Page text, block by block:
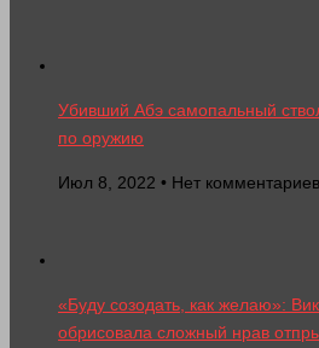
Убивший Абэ самопальный
по оружию
Июл 8, 2022 • Нет комментариев
«Буду созодать, как желаю»:
обрисовала сложный нрав